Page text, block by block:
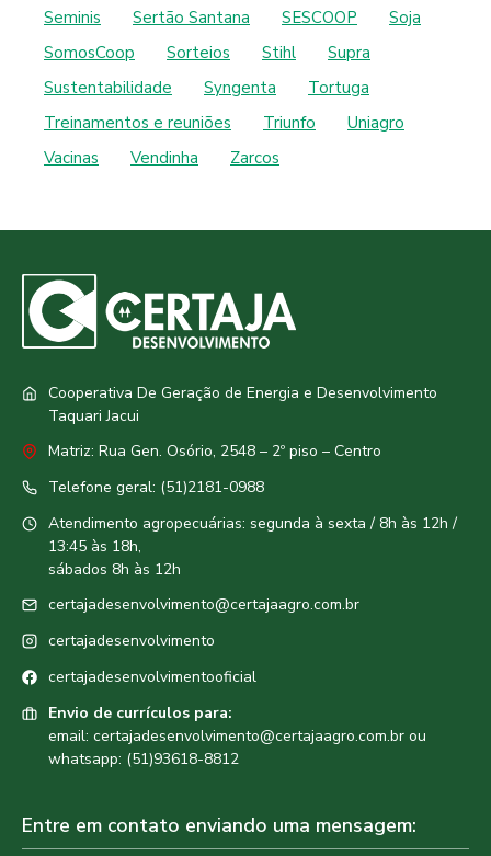
Seminis
Sertão Santana SESCOOP
Soja
SomosCoop
Sorteios Stihl
Supra
Sustentabilidade
Syngenta
Tortuga
Treinamentos e reuniões
Triunfo
Uniagro
Vacinas
Vendinha Zarcos
Cooperativa De Geração de Energia e Desenvolvimento
Taquari Jacui
Matriz: Rua Gen. Osório, 2548 – 2º piso – Centro
Telefone geral: (51)2181-0988
Atendimento agropecuárias: segunda à sexta / 8h às 12h /
13:45 às 18h,
sábados 8h às 12h
certajadesenvolvimento@certajaagro.com.br
certajadesenvolvimento
certajadesenvolvimentooficial
Envio de currículos para:
email: certajadesenvolvimento@certajaagro.com.br ou
whatsapp: (51)93618-8812
Entre em contato enviando uma mensagem: